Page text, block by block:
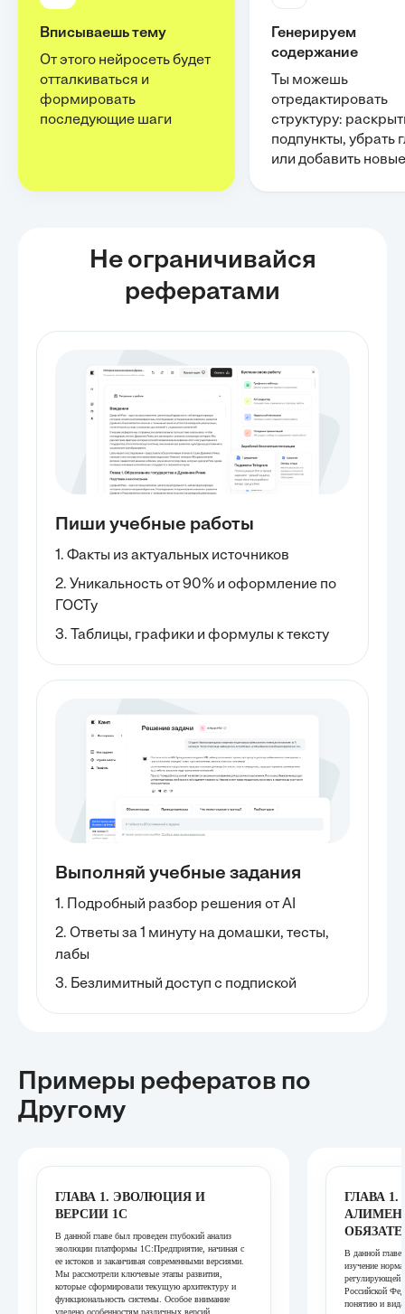
Вписываешь тему
От этого нейросеть будет
отталкиваться и
формировать
последующие шаги
Генерируем
содержание
Ты можешь
отредактировать
структуру:
подпункты, убрать
или добавить новые
Не ограничивайся
рефератами
Пиши учебные работы
1. Факты из актуальных источников
2. Уникальность от 90% и оформление по
ГОСТу
3. Таблицы, графики и формулы к тексту
Выполняй учебные задания
1. Подробный разбор решения от AI
2. Ответы за 1 минуту на домашки, тесты,
лабы
3. Безлимитный доступ с подпиской
Примеры рефератов по
Другому
ГЛАВА 1. ЭВОЛЮЦИЯ И
ВЕРСИИ 1С
В данной главе был проведен глубокий анализ
эволюции платформы 1С:Предприятие, начиная с
ее истоков и заканчивая современными версиями.
Мы рассмотрели ключевые этапы развития,
которые сформировали текущую архитектуру и
функциональность системы. Особое внимание
уделено особенностям различных версий
ГЛАВА
В данной главе
изучение
регулирующей
Российской
понятию и